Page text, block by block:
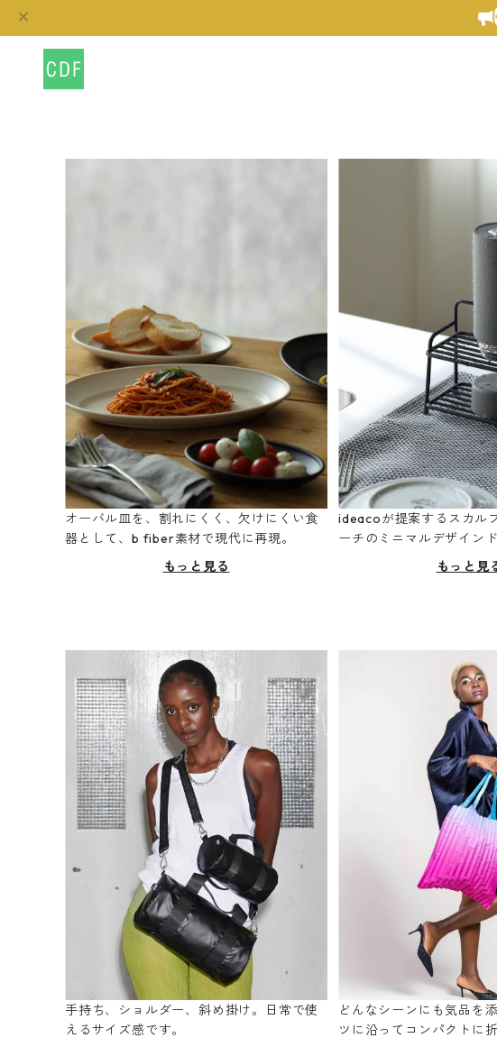
オーバル皿を、割れにくく、欠けにくい食
器として、b fiber素材で現代に再現。
もっと見る
ideacoが提案するスカル
ーチのミニマルデザインド
もっと見
手持ち、ショルダー、斜め掛け。日常で使
えるサイズ感です。
どんなシーンにも気品を
ツに沿ってコンパクトに